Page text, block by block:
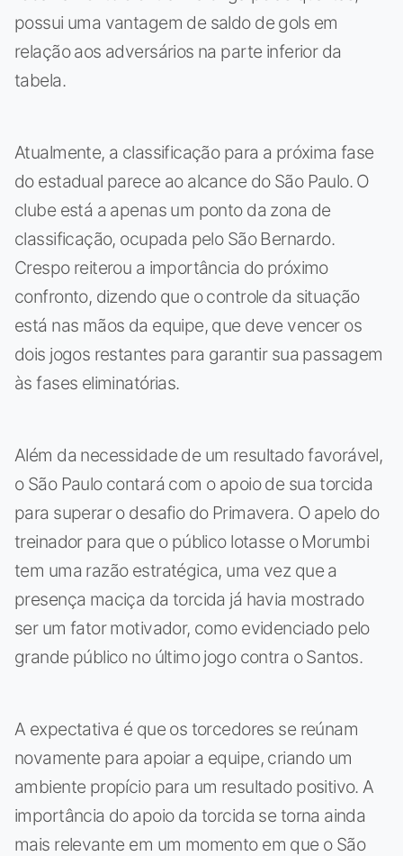
possui uma vantagem de saldo de gols em
relação aos adversários na parte inferior da
tabela.
Atualmente, a classificação para a próxima fase
do estadual parece ao alcance do São Paulo. O
clube está a apenas um ponto da zona de
classificação, ocupada pelo São Bernardo.
Crespo reiterou a importância do próximo
confronto, dizendo que o controle da situação
está nas mãos da equipe, que deve vencer os
dois jogos restantes para garantir sua passagem
às fases eliminatórias.
Além da necessidade de um resultado favorável,
o São Paulo contará com o apoio de sua torcida
para superar o desafio do Primavera. O apelo do
treinador para que o público lotasse o Morumbi
tem uma razão estratégica, uma vez que a
presença maciça da torcida já havia mostrado
ser um fator motivador, como evidenciado pelo
grande público no último jogo contra o Santos.
A expectativa é que os torcedores se reúnam
novamente para apoiar a equipe, criando um
ambiente propício para um resultado positivo. A
importância do apoio da torcida se torna ainda
mais relevante em um momento em que o São